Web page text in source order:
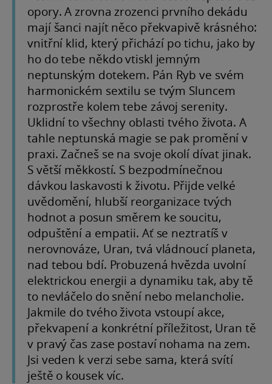
opory. A zrovna zrozenci prvního dekádu
mají šanci najít něco překvapivě krásného:
vnitřní klid, který přichází po tichu, jako by
ho do tebe někdo vtiskl jemným
neptunským dotekem. Pán Ryb ve svém
harmonickém sextilu se tvým Sluncem
rozprostře kolem tebe závoj serenity.
Uklidní to všechny oblasti tvého života. A
tahle neptunská magie se pak promění v
praxi. Začneš se na svoje okolí dívat jinak.
S větší měkkostí. S bezpodmínečnou
dávkou laskavosti k životu. Přijde velké
uvědomění, hlubší reorganizace tvých
hodnot a posun směrem ke soucitu,
odpuštění a empatii. Ať se neztratíš v
nerovnováze, Uran, tvá vládnoucí planeta,
nad tebou bdí. Probuzená hvězda uvolní
elektrickou energii a dynamiku tak, aby tě
to nevláčelo do snění nebo melancholie.
Jakmile do tvého života vstoupí akce,
překvapení a konkrétní příležitost, Uran tě
v pravý čas zase postaví nohama na zem.
Jsi veden k verzi sebe sama, která svítí
ještě o kousek víc.